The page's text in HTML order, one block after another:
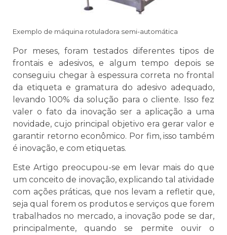
Exemplo de máquina rotuladora semi-automática
Por meses, foram testados diferentes tipos de
frontais e adesivos, e algum tempo depois se
conseguiu chegar à espessura correta no frontal
da etiqueta e gramatura do adesivo adequado,
levando 100% da solução para o cliente. Isso fez
valer o fato da inovação ser a aplicação a uma
novidade, cujo principal objetivo era gerar valor e
garantir retorno econômico. Por fim, isso também
é inovação, e com etiquetas.
Este Artigo preocupou-se em levar mais do que
um conceito de inovação, explicando tal atividade
com ações práticas, que nos levam a refletir que,
seja qual forem os produtos e serviços que forem
trabalhados no mercado, a inovação pode se dar,
principalmente, quando se permite ouvir o